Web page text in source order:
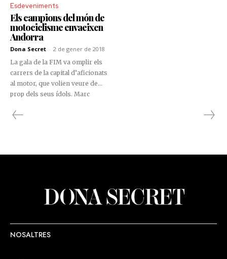
Esdeveniments
Els campions del món de
motociclisme envaeixen
Andorra
Dona Secret - 2 de gener de 2018
La gala de la FIM va omplir els
carrers de la capital d’aficionats
al motor, que volien veure de
prop dels seus ídols. Marc
altres, van protagonitzar una
NOSALTRES